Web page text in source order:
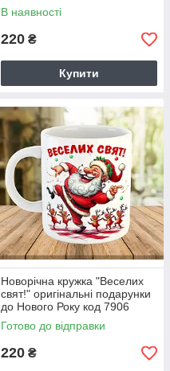
В наявності
220 ₴
Купити
Новорічна кружка "Веселих
свят!" оригінальні подарунки
до Нового Року код 7906
Готово до відправки
220 ₴